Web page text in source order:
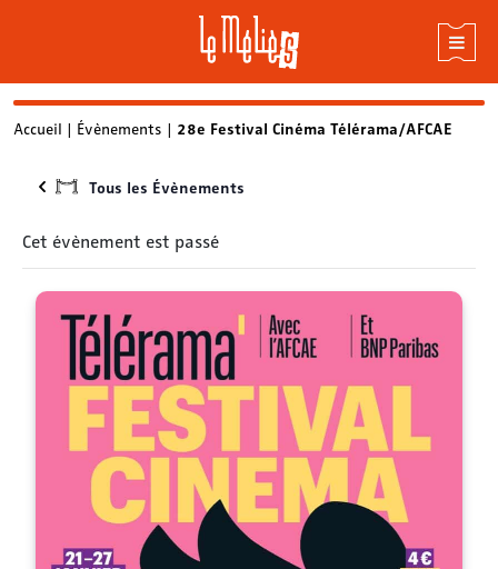
Skip
content
Accueil | Évènements | 28e Festival Cinéma Télérama/AFCAE
Tous les Évènements
Cet évènement est passé